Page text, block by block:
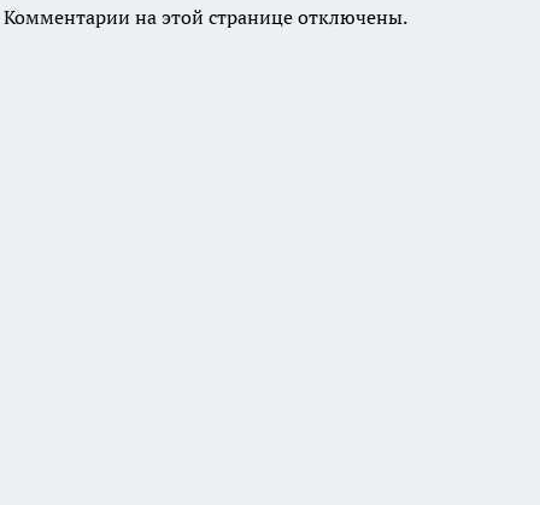
Комментарии на этой странице отключены.